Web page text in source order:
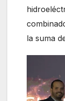
la suma